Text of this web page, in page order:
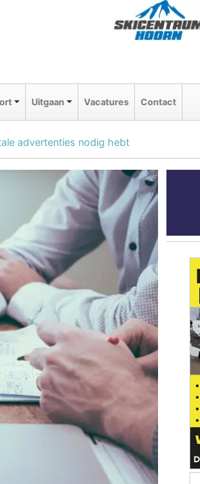
Uitgaan Vacatures Contact
advertenties nodig hebt